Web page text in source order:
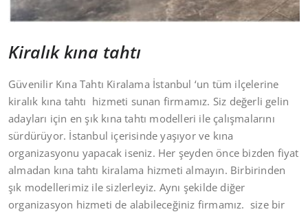
Kiralık kına tahtı
Güvenilir Kına Tahtı Kiralama İstanbul ‘un tüm ilçelerine
kiralık kına tahtı hizmeti sunan firmamız. Siz değerli gelin
adayları için en şık kına tahtı modelleri ile çalışmalarını
sürdürüyor. İstanbul içerisinde yaşıyor ve kına
organizasyonu yapacak iseniz. Her şeyden önce bizden fiyat
almadan kına tahtı kiralama hizmeti almayın. Birbirinden
şık modellerimiz ile sizlerleyiz. Aynı şekilde diğer
organizasyon hizmeti de alabileceğiniz firmamız. size bir